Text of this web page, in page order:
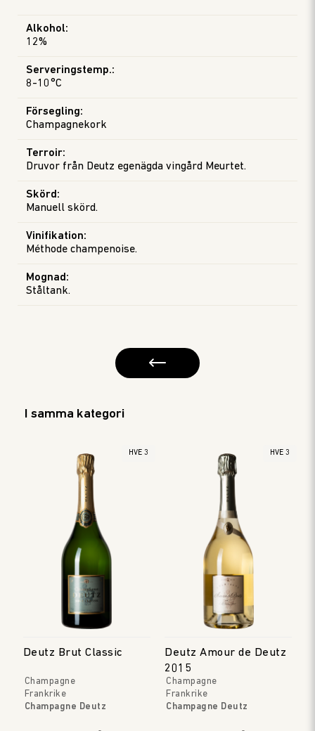
Alkohol:
12%
Serveringstemp.:
8-10°C
Försegling:
Champagnekork
Terroir:
Druvor från Deutz egenägda vingård Meurtet.
Skörd :
Manuell skörd.
Vinifikation:
Méthode champenoise.
Mognad :
Ståltank.
I samma kategori
HVE 3
Deutz Brut Classic
Champagne
Frankrike
Champagne Deutz
HVE 3
Deutz Amour de Deutz
2015
Champagne
Frankrike
Champagne Deutz